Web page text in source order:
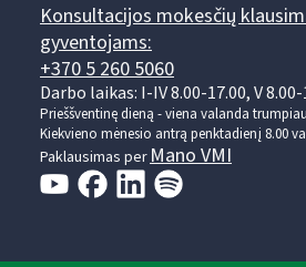
Konsultacijos mokesčių
gyventojams:
+370 5 260 5060
Darbo laikas: I-IV 8.00-17.00, V 8.00-
Prieššventinę dieną - viena valanda
Kiekvieno mėnesio antrą penktadienį 8.00
Paklausimas per Mano VMI